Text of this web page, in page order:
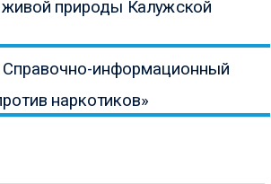
живой природы Калужской
запись:
Справочно-информационный
наркотиков»